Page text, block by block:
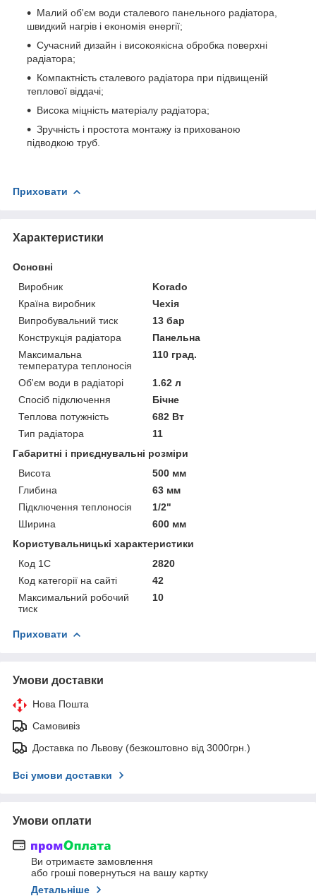
Малий об'єм води сталевого панельного радіатора,
швидкий нагрів і економія енергії;
Сучасний дизайн і високоякісна обробка поверхні
радіатора;
Компактність сталевого радіатора при підвищеній
теплової віддачі;
Висока міцність матеріалу радіатора;
Зручність і простота монтажу із прихованою
підводкою труб.
Приховати
Характеристики
Основні
Виробник
Korado
Країна виробник
Чехія
Випробувальний тиск
13 бар
Конструкція радіатора
Панельна
Максимальна
температура теплоносія
110 град.
Об'єм води в радіаторі
1.62 л
Спосіб підключення
Бічне
Теплова потужність
682 Вт
Тип радіатора
11
Габаритні і приєднувальні розміри
Висота
500 мм
Глибина
63 мм
Підключення теплоносія
1/2"
Ширина
600 мм
Користувальницькі характеристики
Код 1С
2820
Код категорії на сайті
42
Максимальний робочий
тиск
10
Приховати
Умови доставки
Нова Пошта
Самовивіз
Доставка по Львову (безкоштовно від 3000грн.)
Всі умови доставки
Умови оплати
Ви отримаєте замовлення
або гроші повернуться на вашу картку
Детальніше